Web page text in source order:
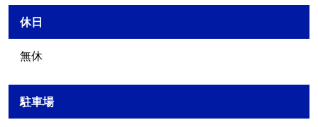
休日
無休
駐車場